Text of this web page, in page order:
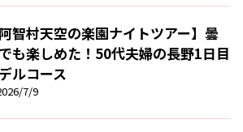
阿智村天空の楽園ナイトツアー】曇
も楽しめた！50代夫婦の長野1日目
ルコース
7/9